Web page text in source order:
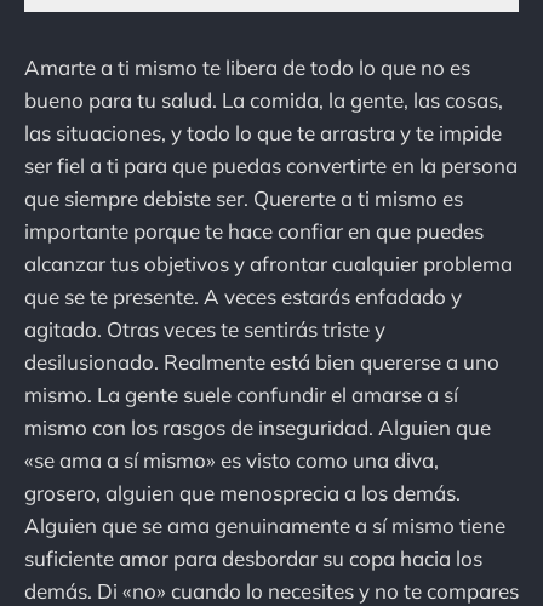
Amarte a ti mismo te libera de todo lo que no es
bueno para tu salud. La comida, la gente, las cosas,
las situaciones, y todo lo que te arrastra y te impide
ser fiel a ti para que puedas convertirte en la persona
que siempre debiste ser. Quererte a ti mismo es
importante porque te hace confiar en que puedes
alcanzar tus objetivos y afrontar cualquier problema
que se te presente. A veces estarás enfadado y
agitado. Otras veces te sentirás triste y
desilusionado. Realmente está bien quererse a uno
mismo. La gente suele confundir el amarse a sí
mismo con los rasgos de inseguridad. Alguien que
«se ama a sí mismo» es visto como una diva,
grosero, alguien que menosprecia a los demás.
Alguien que se ama genuinamente a sí mismo tiene
suficiente amor para desbordar su copa hacia los
demás. Di «no» cuando lo necesites y no te compares